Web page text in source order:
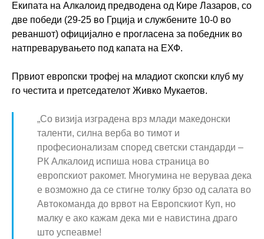
Eкипата на Алкалоид предводена од Кире Лазаров, со
две победи (29-25 во Грција и службените 10-0 во
реваншот) официјално е прогласена за победник во
натпреварувањето под капата на ЕХФ.
Првиот европски трофеј на младиот скопски клуб му
го честита и претседателот Живко Мукаетов.
„Со визија изградена врз млади македонски
таленти, силна верба во тимот и
професионализам според светски стандарди –
РК Алкалоид испиша нова страница во
европскиот ракомет. Многумина не веруваа дека
е возможно да се стигне толку брзо од салата во
Автокоманда до врвот на Европскиот Куп, но
малку е ако кажам дека ми е навистина драго
што успеавме!